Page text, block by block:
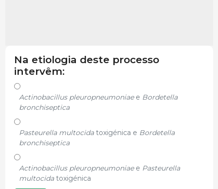
Na etiologia deste processo
intervêm:
Actinobacillus pleuropneumoniaee Bordetella
bronchiseptica
Pasteurella multocidatoxigénica e Bordetella
bronchiseptica
Actinobacillus pleuropneumoniaee Pasteurella
multocidatoxigénica